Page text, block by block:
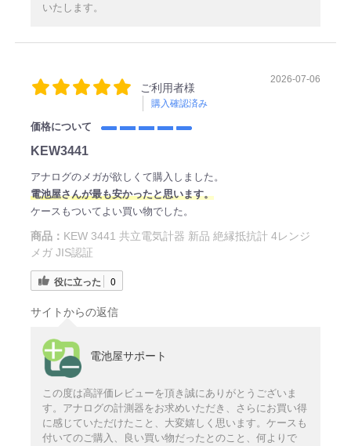
いたします。
ご利用者様
購入確認済み
2026-07-06
価格について
KEW3441
アナログのメガが欲しくて購入しました。
電池屋さんが最も安かったと思います。
ケースもついてよい買い物でした。
商品： KEW 3441 共立電気計器 新品 絶縁抵抗計 4レンジ
メガ JIS認証
役に立った 0
サイトからの返信
電池屋サポート
この度は高評価レビューを頂き誠にありがとうございま
す。アナログの計測器をお求めいただき、さらにお買い得
に感じていただけたこと、大変嬉しく思います。ケースも
付いてのご購入、良い買い物だったとのこと、何よりで